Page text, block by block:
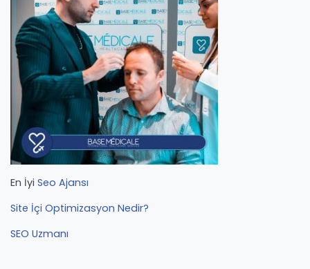
En İyi Seo Ajansı
Site İçi Optimizasyon Nedir?
SEO Uzmanı